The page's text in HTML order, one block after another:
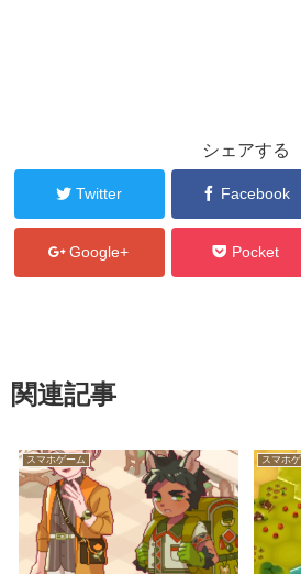
シェアする
Twitter Facebook
Google+ Pocket
関連記事
スマホゲーム スマホ